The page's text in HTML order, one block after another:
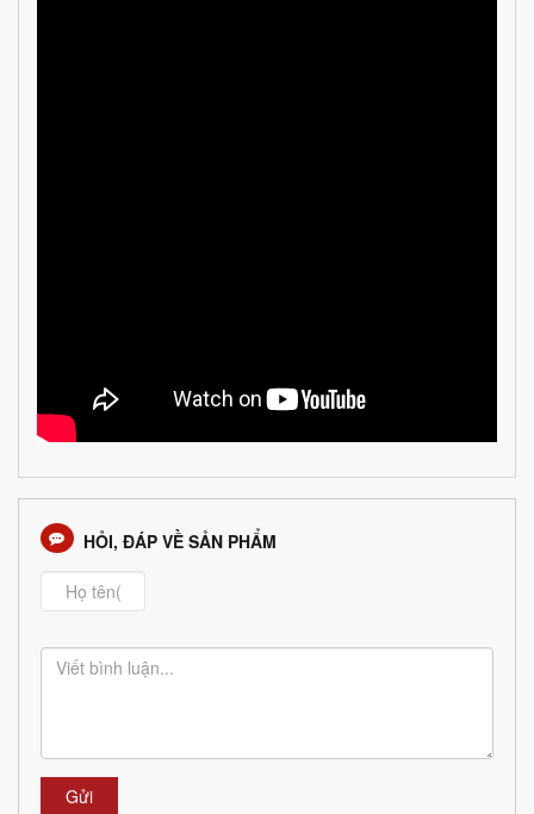
HỎI, ĐÁP VỀ SẢN PHẨM
Gửi